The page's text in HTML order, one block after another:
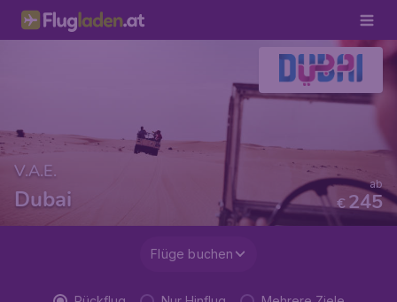
V.A.E.
Dubai €245
ab
Flüge buchen